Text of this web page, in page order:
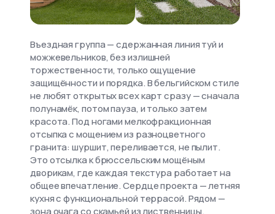
Въездная группа — сдержанная линия туй и
можжевельников, без излишней
торжественности, только ощущение
защищённости и порядка. В бельгийском стиле
не любят открытых всех карт сразу — сначала
полунамёк, потом пауза, и только затем
красота. Под ногами мелкофракционная
отсыпка с мощением из разноцветного
гранита: шуршит, переливается, не пылит.
Это отсылка к брюссельским мощёным
дворикам, где каждая текстура работает на
общее впечатление. Сердце проекта — летняя
кухня с функциональной террасой. Рядом —
зона очага со скамьей из лиственницы.